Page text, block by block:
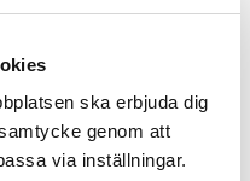
ska erbjuda dig
genom att
via inställningar.
Tråd matchande +45,00kr
+39,50kr